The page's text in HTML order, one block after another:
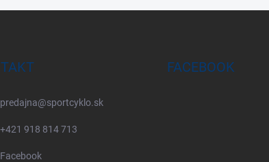
predajna@sportcyklo.sk
+421 918 814 713
Facebook
FACEBOOK